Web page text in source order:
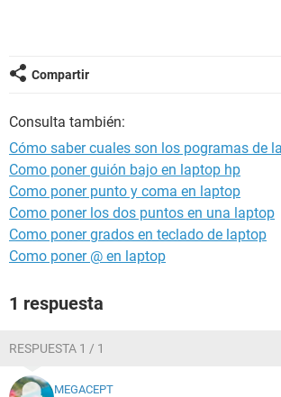
Compartir
Consulta también:
Cómo saber cuales son los pogramas de
Como poner guión bajo en laptop hp
Como poner punto y coma en laptop
Como poner los dos puntos en una laptop
Como poner grados en teclado de laptop
Como poner @ en laptop
1 respuesta
RESPUESTA 1 / 1
MEGACEPT